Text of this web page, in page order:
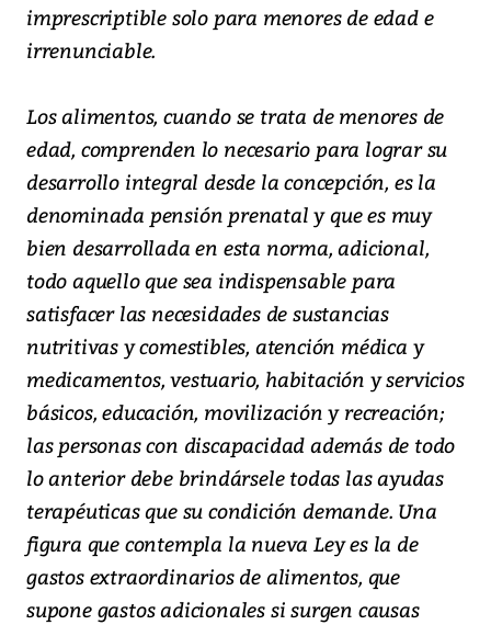
imprescriptible solo para menores de edad e
irrenunciable.
Los alimentos, cuando se trata de menores de
edad, comprenden lo necesario para lograr su
desarrollo integral desde la concepción, es la
denominada pensión prenatal y que es muy
bien desarrollada en esta norma, adicional,
todo aquello que sea indispensable para
satisfacer las necesidades de sustancias
nutritivas y comestibles, atención médica y
medicamentos, vestuario, habitación y servicios
básicos, educación, movilización y recreación;
las personas con discapacidad además de todo
lo anterior debe brindársele todas las ayudas
terapéuticas que su condición demande. Una
figura que contempla la nueva Ley es la de
gastos extraordinarios de alimentos, que
supone gastos adicionales si surgen causas